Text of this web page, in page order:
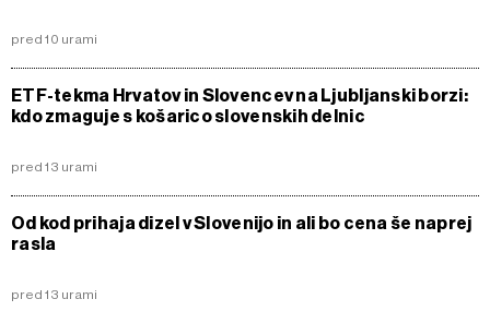
pred 10 urami
ETF-tekma Hrvatov in Slovencev na Ljubljanski borzi:
kdo zmaguje s košarico slovenskih delnic
pred 13 urami
Od kod prihaja dizel v Slovenijo in ali bo cena še naprej
rasla
pred 13 urami